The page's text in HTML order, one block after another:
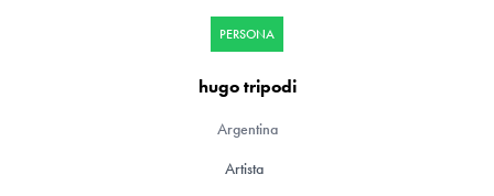
PERSONA
hugo tripodi
Argentina
Artista